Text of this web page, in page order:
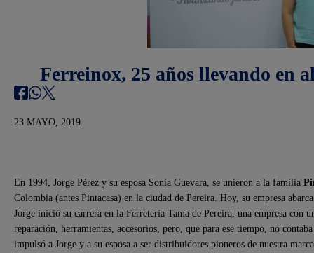
Ferreinox, 25 años llevando en
23 MAYO, 2019
En 1994, Jorge Pérez y su esposa Sonia Guevara, se unieron a la familia
Colombia (antes Pintacasa) en la ciudad de Pereira. Hoy, su empresa
Jorge inició su carrera en la Ferretería Tama de Pereira, una empresa con
reparación, herramientas, accesorios, pero, que para ese tiempo, no
impulsó a Jorge y a su esposa a ser distribuidores pioneros de nuestra